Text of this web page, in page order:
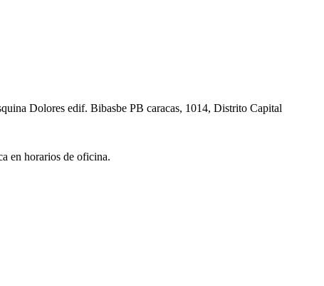
Dolores edif. Bibasbe PB caracas, 1014, Distrito Capital
en horarios de oficina.